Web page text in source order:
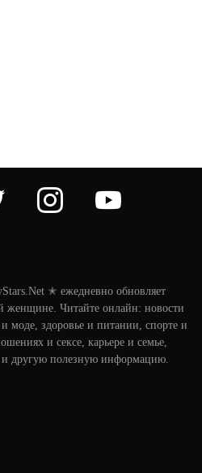
instagram youtube
✭ ежедневно обновляет
женщине. Читайте онлайн: новости
и моде, здоровье и питании, спорте и
и сексе, карьере и семье,
и другую полезную информацию.